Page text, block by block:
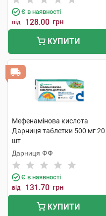
Є в наявності
від 128.00 грн
КУПИТИ
Мефенамінова кислота
Дарниця таблетки 500 мг 20
шт
Дарниця ФФ
Є в наявності
від 131.70 грн
КУПИТИ